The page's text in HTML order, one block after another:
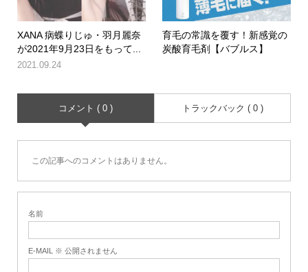
XANA 病蝶りじゅ・羽月麗奈
が2021年9月23日をもって...
2021.09.24
育毛の常識を覆す！新感覚の
炭酸育毛剤【バブルス】
コメント ( 0 ) トラックバック ( 0 )
この記事へのコメントはありません。
名前
E-MAIL ※ 公開されません